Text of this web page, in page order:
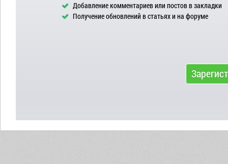
Добавление комментариев или постов в закладки
Получение обновлений в статьях и на форуме